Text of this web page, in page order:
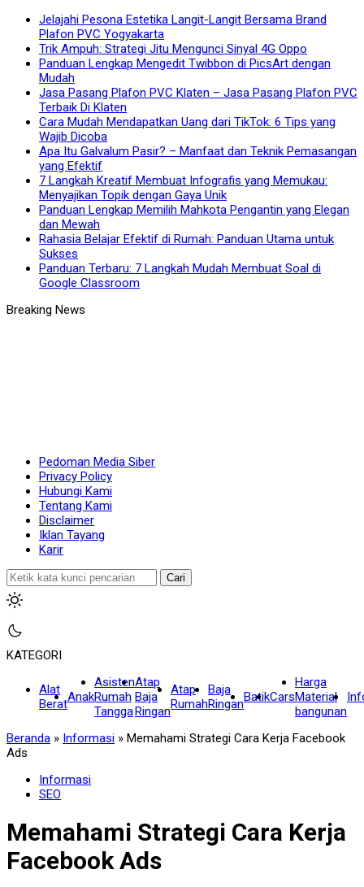
Jelajahi Pesona Estetika Langit-Langit Bersama Brand
Plafon PVC Yogyakarta
Trik Ampuh: Strategi Jitu Mengunci Sinyal 4G Oppo
Panduan Lengkap Mengedit Twibbon di PicsArt dengan
Mudah
Jasa Pasang Plafon PVC Klaten – Jasa Pasang Plafon PVC
Terbaik Di Klaten
Cara Mudah Mendapatkan Uang dari TikTok: 6 Tips yang
Wajib Dicoba
Apa Itu Galvalum Pasir? – Manfaat dan Teknik Pemasangan
yang Efektif
7 Langkah Kreatif Membuat Infografis yang Memukau:
Menyajikan Topik dengan Gaya Unik
Panduan Lengkap Memilih Mahkota Pengantin yang Elegan
dan Mewah
Rahasia Belajar Efektif di Rumah: Panduan Utama untuk
Sukses
Panduan Terbaru: 7 Langkah Mudah Membuat Soal di
Google Classroom
Pedoman Media Siber
Privacy Policy
Hubungi Kami
Tentang Kami
Disclaimer
Iklan Tayang
Karir
Cari
KATEGORI
Alat
BeratAnak
Asisten
Rumah
Tangga
Atap
Baja
Ringan
Atap
Rumah
Baja
RinganBatikCars
Harga
Material
bangunan
Beranda » Informasi » Memahami Strategi Cara Kerja Facebook
Ads
Informasi
SEO
Memahami Strategi Cara Kerja
Facebook Ads